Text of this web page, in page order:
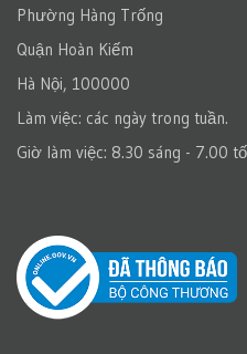
Phường Hàng Trống
Quận Hoàn Kiếm
Hà Nội, 100000
Làm việc: các ngày trong tuần.
Giờ làm việc: 8.30 sáng - 7.00